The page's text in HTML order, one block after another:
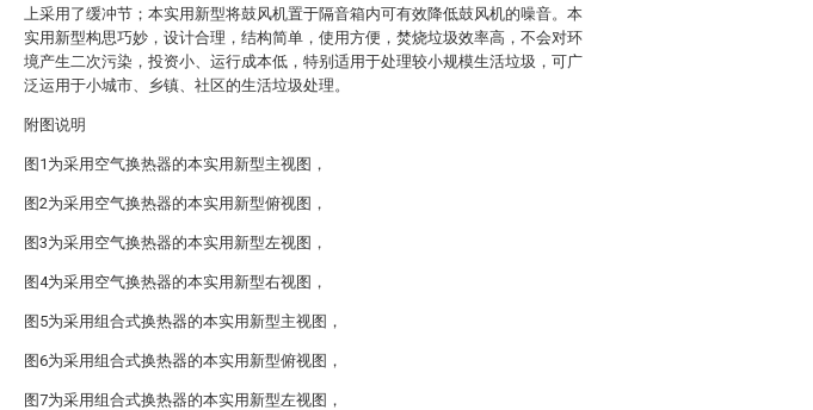
上采用了缓冲节；本实用新型将鼓风机置于隔音箱内可有效降低鼓风机的噪音。本
实用新型构思巧妙，设计合理，结构简单，使用方便，焚烧垃圾效率高，不会对环
境产生二次污染，投资小、运行成本低，特别适用于处理较小规模生活垃圾，可广
泛运用于小城市、乡镇、社区的生活垃圾处理。
附图说明
图1为采用空气换热器的本实用新型主视图，
图2为采用空气换热器的本实用新型俯视图，
图3为采用空气换热器的本实用新型左视图，
图4为采用空气换热器的本实用新型右视图，
图5为采用组合式换热器的本实用新型主视图，
图6为采用组合式换热器的本实用新型俯视图，
图7为采用组合式换热器的本实用新型左视图，